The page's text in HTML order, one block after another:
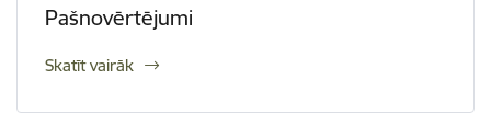
Pašnovērtējumi
Skatīt vairāk